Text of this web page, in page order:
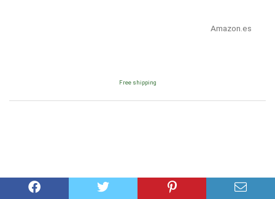
Amazon.es
Free shipping